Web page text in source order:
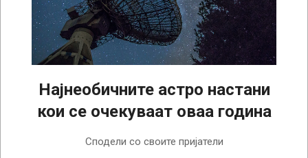
Најнеобичните астро настани
кои се очекуваат оваа година
Сподели со своите пријатели